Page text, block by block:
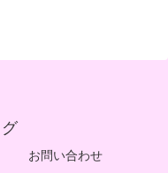
お問い合わせ